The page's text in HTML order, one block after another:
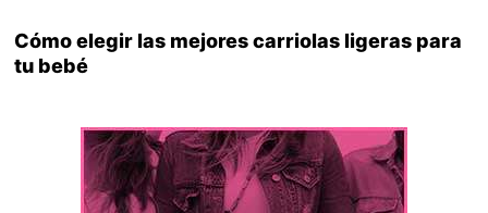
Cómo elegir las mejores carriolas ligeras para
tu bebé